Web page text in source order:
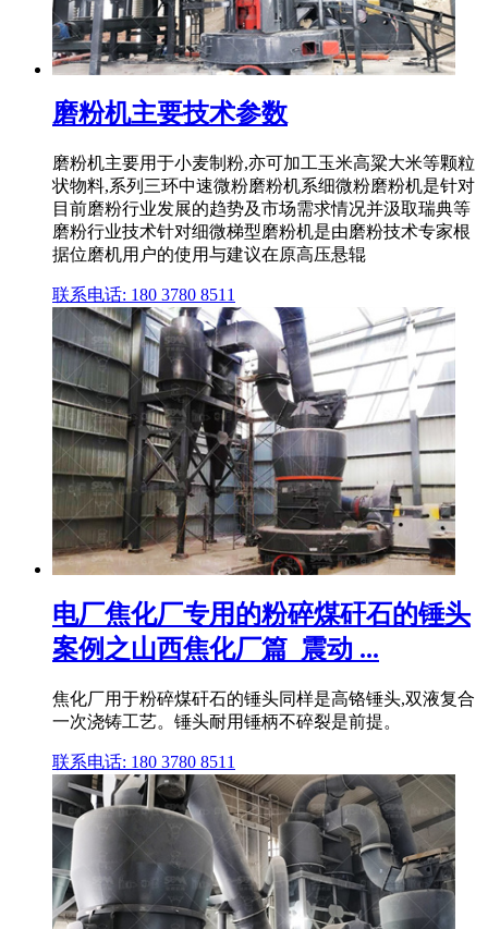
磨粉机主要技术参数
磨粉机主要用于小麦制粉,亦可加工玉米高粱大米等颗粒
状物料,系列三环中速微粉磨粉机系细微粉磨粉机是针对
目前磨粉行业发展的趋势及市场需求情况并汲取瑞典等
磨粉行业技术针对细微梯型磨粉机是由磨粉技术专家根
据位磨机用户的使用与建议在原高压悬辊
联系电话: 180 3780 8511
电厂焦化厂专用的粉碎煤矸石的锤头
案例之山西焦化厂篇_震动 ...
焦化厂用于粉碎煤矸石的锤头同样是高铬锤头,双液复合
一次浇铸工艺。锤头耐用锤柄不碎裂是前提。
联系电话: 180 3780 8511